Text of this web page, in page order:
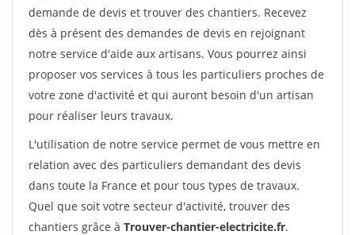
demande de devis et trouver des chantiers. Recevez
dès à présent des demandes de devis en rejoignant
notre service d'aide aux artisans. Vous pourrez ainsi
proposer vos services à tous les particuliers proches de
votre zone d'activité et qui auront besoin d'un artisan
pour réaliser leurs travaux.
L'utilisation de notre service permet de vous mettre en
relation avec des particuliers demandant des devis
dans toute la France et pour tous types de travaux.
Quel que soit votre secteur d'activité, trouver des
chantiers grâce à Trouver-chantier-electricite.fr.